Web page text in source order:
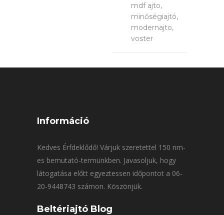
mdf ajto,
minőségiajtó,
modernajto,
voster
Információ
Kedves Érfdeklődő! Várjuk szeretettel 150 nm-
es bemutató-termünkben. Javasoljuk, hogy
látogatása előtt egyeztessen időpontot a 06-
20-9448743 számon. Köszönjük.
Beltériajtó Blog